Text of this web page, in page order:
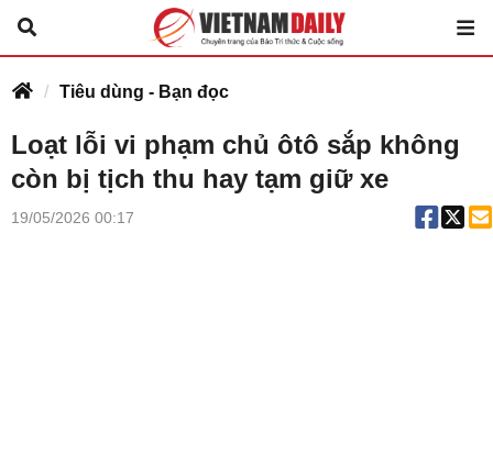
Tiêu dùng - Bạn đọc
Loạt lỗi vi phạm chủ ôtô sắp không
còn bị tịch thu hay tạm giữ xe
19/05/2026 00:17